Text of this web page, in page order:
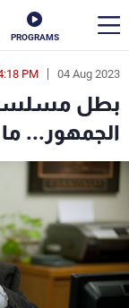
PROGRAMS
04 Aug 2023
PM
بطل مسلسل
الجمهور...
en
الأخبار
سياسة
إقتصاد
منوعات
كأس العالم